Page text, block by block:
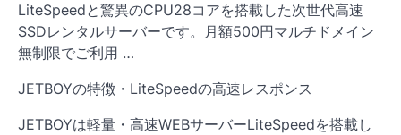
LiteSpeedと驚異のCPU28コアを搭載した次世代高速
SSDレンタルサーバーです。月額500円マルチドメイン
無制限でご利用 …
JETBOYの特徴・LiteSpeedの高速レスポンス
JETBOYは軽量・高速WEBサーバーLiteSpeedを搭載し